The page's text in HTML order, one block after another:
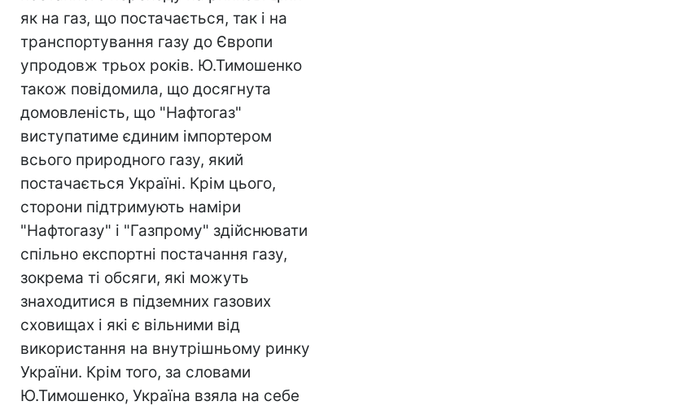
як на газ, що постачається, так і на
транспортування газу до Європи
упродовж трьох років. Ю.Тимошенко
також повідомила, що досягнута
домовленість, що "Нафтогаз"
виступатиме єдиним імпортером
всього природного газу, який
постачається Україні. Крім цього,
сторони підтримують наміри
"Нафтогазу" і "Газпрому" здійснювати
спільно експортні постачання газу,
зокрема ті обсяги, які можуть
знаходитися в підземних газових
сховищах і які є вільними від
використання на внутрішньому ринку
України. Крім того, за словами
Ю.Тимошенко, Україна взяла на себе